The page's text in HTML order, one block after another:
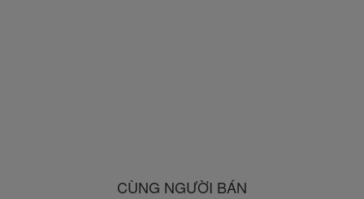
CÙNG NGƯỜI BÁN